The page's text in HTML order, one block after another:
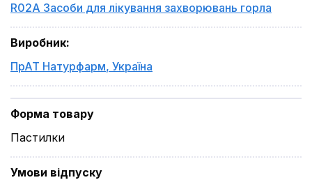
R02A Засоби для лікування захворювань горла
Виробник:
ПрАТ Натурфарм, Україна
Форма товару
Пастилки
Умови відпуску